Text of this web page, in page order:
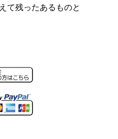
て残ったあるものと